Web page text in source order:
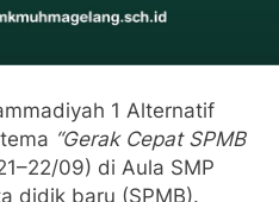
1 Alternatif
“Gerak Cepat SPMB
09) di Aula SMP
didik baru (SPMB).